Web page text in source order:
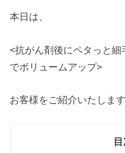
本日は、
<抗がん剤後にペタっと
でボリュームアップ>
お客様をご紹介いたします